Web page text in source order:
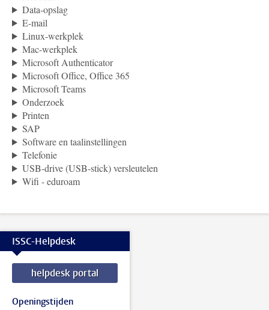
Data-opslag
E-mail
Linux-werkplek
Mac-werkplek
Microsoft Authenticator
Microsoft Office, Office 365
Microsoft Teams
Onderzoek
Printen
SAP
Software en taalinstellingen
Telefonie
USB-drive (USB-stick) versleutelen
Wifi - eduroam
ISSC-Helpdesk
helpdesk portal
Openingstijden